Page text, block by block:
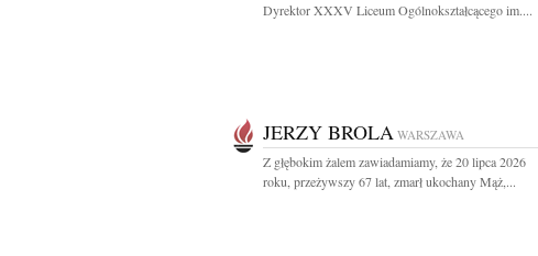
Dyrektor XXXV Liceum Ogólnokształcącego im....
JERZY BROLA WARSZAWA
Z głębokim żalem zawiadamiamy, że 20 lipca 2026
roku, przeżywszy 67 lat, zmarł ukochany Mąż,...